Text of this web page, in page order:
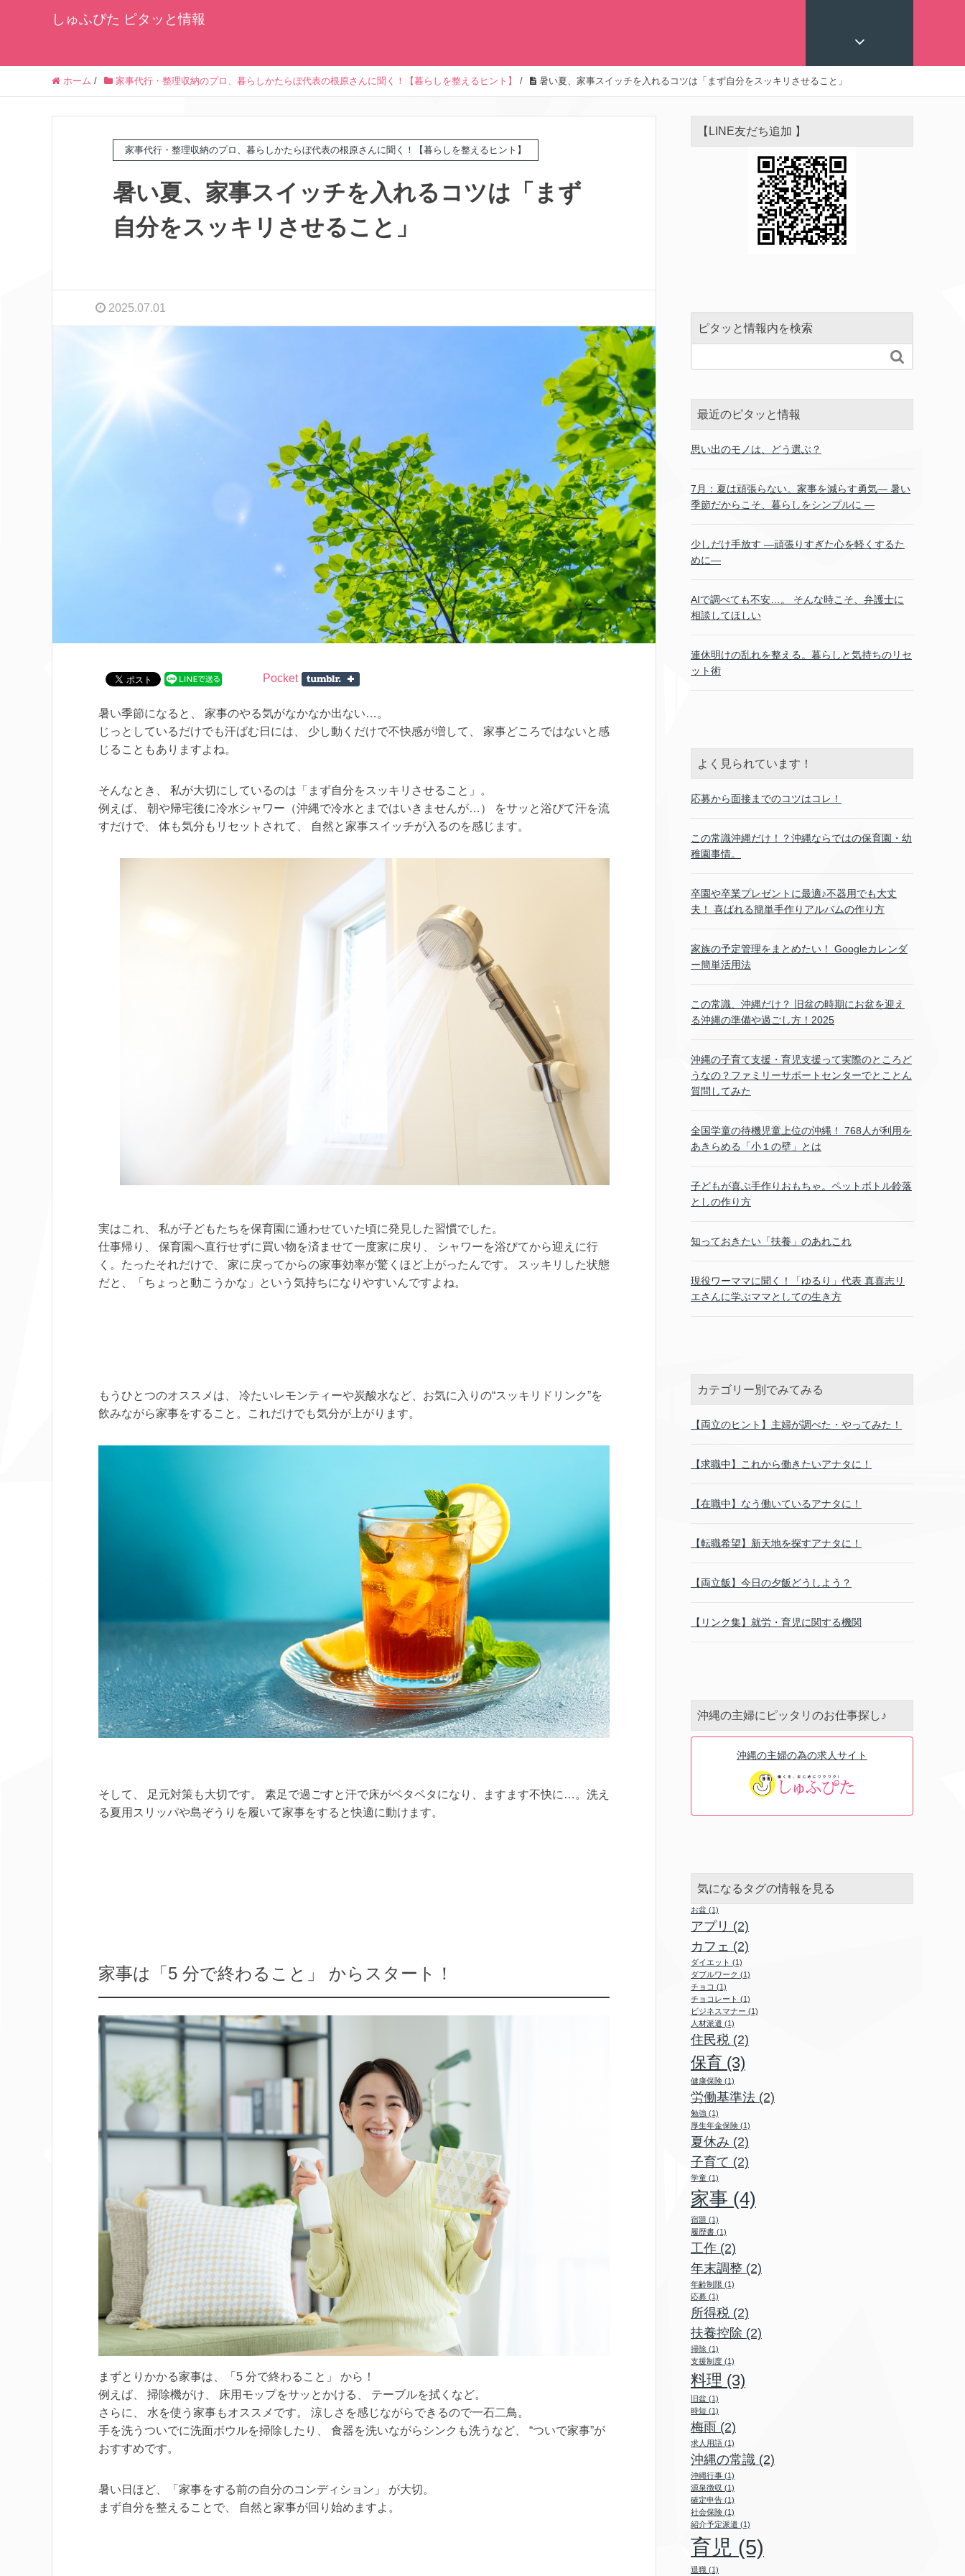
しゅふぴた ピタッと情報
ホーム / 家事代行・整理収納のプロ、暮らしかたらぼ代表の根原さんに聞く！【暮らしを整えるヒント】 / 暑い夏、家事スイッチを入れるコツは「まず自分をスッキリさせること」
家事代行・整理収納のプロ、暮らしかたらぼ代表の根原さんに聞く！【暮らしを整えるヒント】
暑い夏、家事スイッチを入れるコツは「まず
自分をスッキリさせること」
2025.07.01
Pocket
暑い季節になると、 家事のやる気がなかなか出ない…。
じっとしているだけでも汗ばむ日には、 少し動くだけで不快感が増して、 家事どころではないと感
じることもありますよね。
そんなとき、 私が大切にしているのは「まず自分をスッキリさせること」。
例えば、 朝や帰宅後に冷水シャワー（沖縄で冷水とまではいきませんが…） をサッと浴びて汗を流
すだけで、 体も気分もリセットされて、 自然と家事スイッチが入るのを感じます。
実はこれ、 私が子どもたちを保育園に通わせていた頃に発見した習慣でした。
仕事帰り、 保育園へ直行せずに買い物を済ませて一度家に戻り、 シャワーを浴びてから迎えに行
く。たったそれだけで、 家に戻ってからの家事効率が驚くほど上がったんです。 スッキリした状態
だと、「ちょっと動こうかな」という気持ちになりやすいんですよね。
もうひとつのオススメは、 冷たいレモンティーや炭酸水など、お気に入りの“スッキリドリンク”を
飲みながら家事をすること。これだけでも気分が上がります。
そして、 足元対策も大切です。 素足で過ごすと汗で床がベタベタになり、ますます不快に…。洗え
る夏用スリッパや島ぞうりを履いて家事をすると快適に動けます。
家事は「5 分で終わること」 からスタート！
まずとりかかる家事は、「5 分で終わること」 から！
例えば、 掃除機がけ、 床用モップをサッとかける、 テーブルを拭くなど。
さらに、 水を使う家事もオススメです。 涼しさを感じながらできるので一石二鳥。
手を洗うついでに洗面ボウルを掃除したり、 食器を洗いながらシンクも洗うなど、 “ついで家事”が
おすすめです。
暑い日ほど、「家事をする前の自分のコンディション」 が大切。
まず自分を整えることで、 自然と家事が回り始めますよ。
【LINE友だち追加 】
ピタッと情報内を検索

最近のピタッと情報
思い出のモノは、どう選ぶ？
7月：夏は頑張らない。家事を減らす勇気― 暑い
季節だからこそ、暮らしをシンプルに ―
少しだけ手放す ―頑張りすぎた心を軽くするた
めに―
AIで調べても不安…。 そんな時こそ、弁護士に
相談してほしい
連休明けの乱れを整える。暮らしと気持ちのリセ
ット術
よく見られています！
応募から面接までのコツはコレ！
この常識沖縄だけ！？沖縄ならではの保育園・幼
稚園事情。
卒園や卒業プレゼントに最適♪不器用でも大丈
夫！ 喜ばれる簡単手作りアルバムの作り方
家族の予定管理をまとめたい！ Googleカレンダ
ー簡単活用法
この常識、沖縄だけ？ 旧盆の時期にお盆を迎え
る沖縄の準備や過ごし方！2025
沖縄の子育て支援・育児支援って実際のところど
うなの？ファミリーサポートセンターでとことん
質問してみた
全国学童の待機児童上位の沖縄！ 768人が利用を
あきらめる「小１の壁」とは
子どもが喜ぶ手作りおもちゃ。ペットボトル鈴落
としの作り方
知っておきたい「扶養」のあれこれ
現役ワーママに聞く！「ゆるり」代表 真喜志リ
エさんに学ぶママとしての生き方
カテゴリー別でみてみる
【両立のヒント】主婦が調べた・やってみた！
【求職中】これから働きたいアナタに！
【在職中】なう働いているアナタに！
【転職希望】新天地を探すアナタに！
【両立飯】今日の夕飯どうしよう？
【リンク集】就労・育児に関する機関
沖縄の主婦にピッタリのお仕事探し♪
沖縄の主婦の為の求人サイト
気になるタグの情報を見る
お盆 (1)
アプリ (2)
カフェ (2)
ダイエット (1)
ダブルワーク (1)
チョコ (1)
チョコレート (1)
ビジネスマナー (1)
人材派遣 (1)
住民税 (2)
保育 (3)
健康保険 (1)
労働基準法 (2)
勉強 (1)
厚生年金保険 (1)
夏休み (2)
子育て (2)
学童 (1)
家事 (4)
宿題 (1)
履歴書 (1)
工作 (2)
年末調整 (2)
年齢制限 (1)
応募 (1)
所得税 (2)
扶養控除 (2)
掃除 (1)
支援制度 (1)
料理 (3)
旧盆 (1)
時短 (1)
梅雨 (2)
求人用語 (1)
沖縄の常識 (2)
沖縄行事 (1)
源泉徴収 (1)
確定申告 (1)
社会保険 (1)
紹介予定派遣 (1)
育児 (5)
退職 (1)